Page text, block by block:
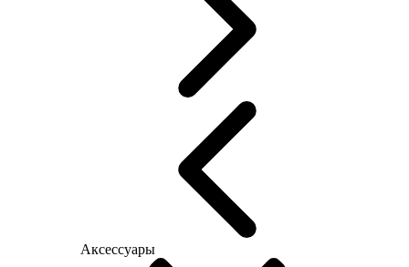
Аксессуары